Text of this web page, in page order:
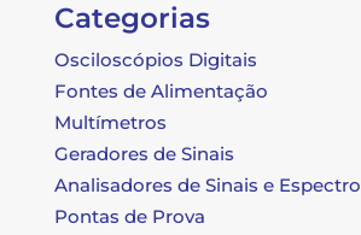
Categorias
Osciloscópios Digitais
Fontes de Alimentação
Multímetros
Geradores de Sinais
Analisadores de Sinais e Espectro
Pontas de Prova